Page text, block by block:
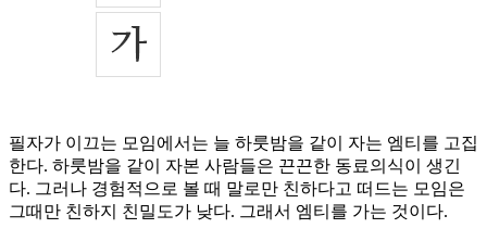
필자가 이끄는 모임에서는 늘 하룻밤을 같이 자는 엠티를 고집
한다. 하룻밤을 같이 자본 사람들은 끈끈한 동료의식이 생긴
다. 그러나 경험적으로 볼 때 말로만 친하다고 떠드는 모임은
그때만 친하지 친밀도가 낮다. 그래서 엠티를 가는 것이다.